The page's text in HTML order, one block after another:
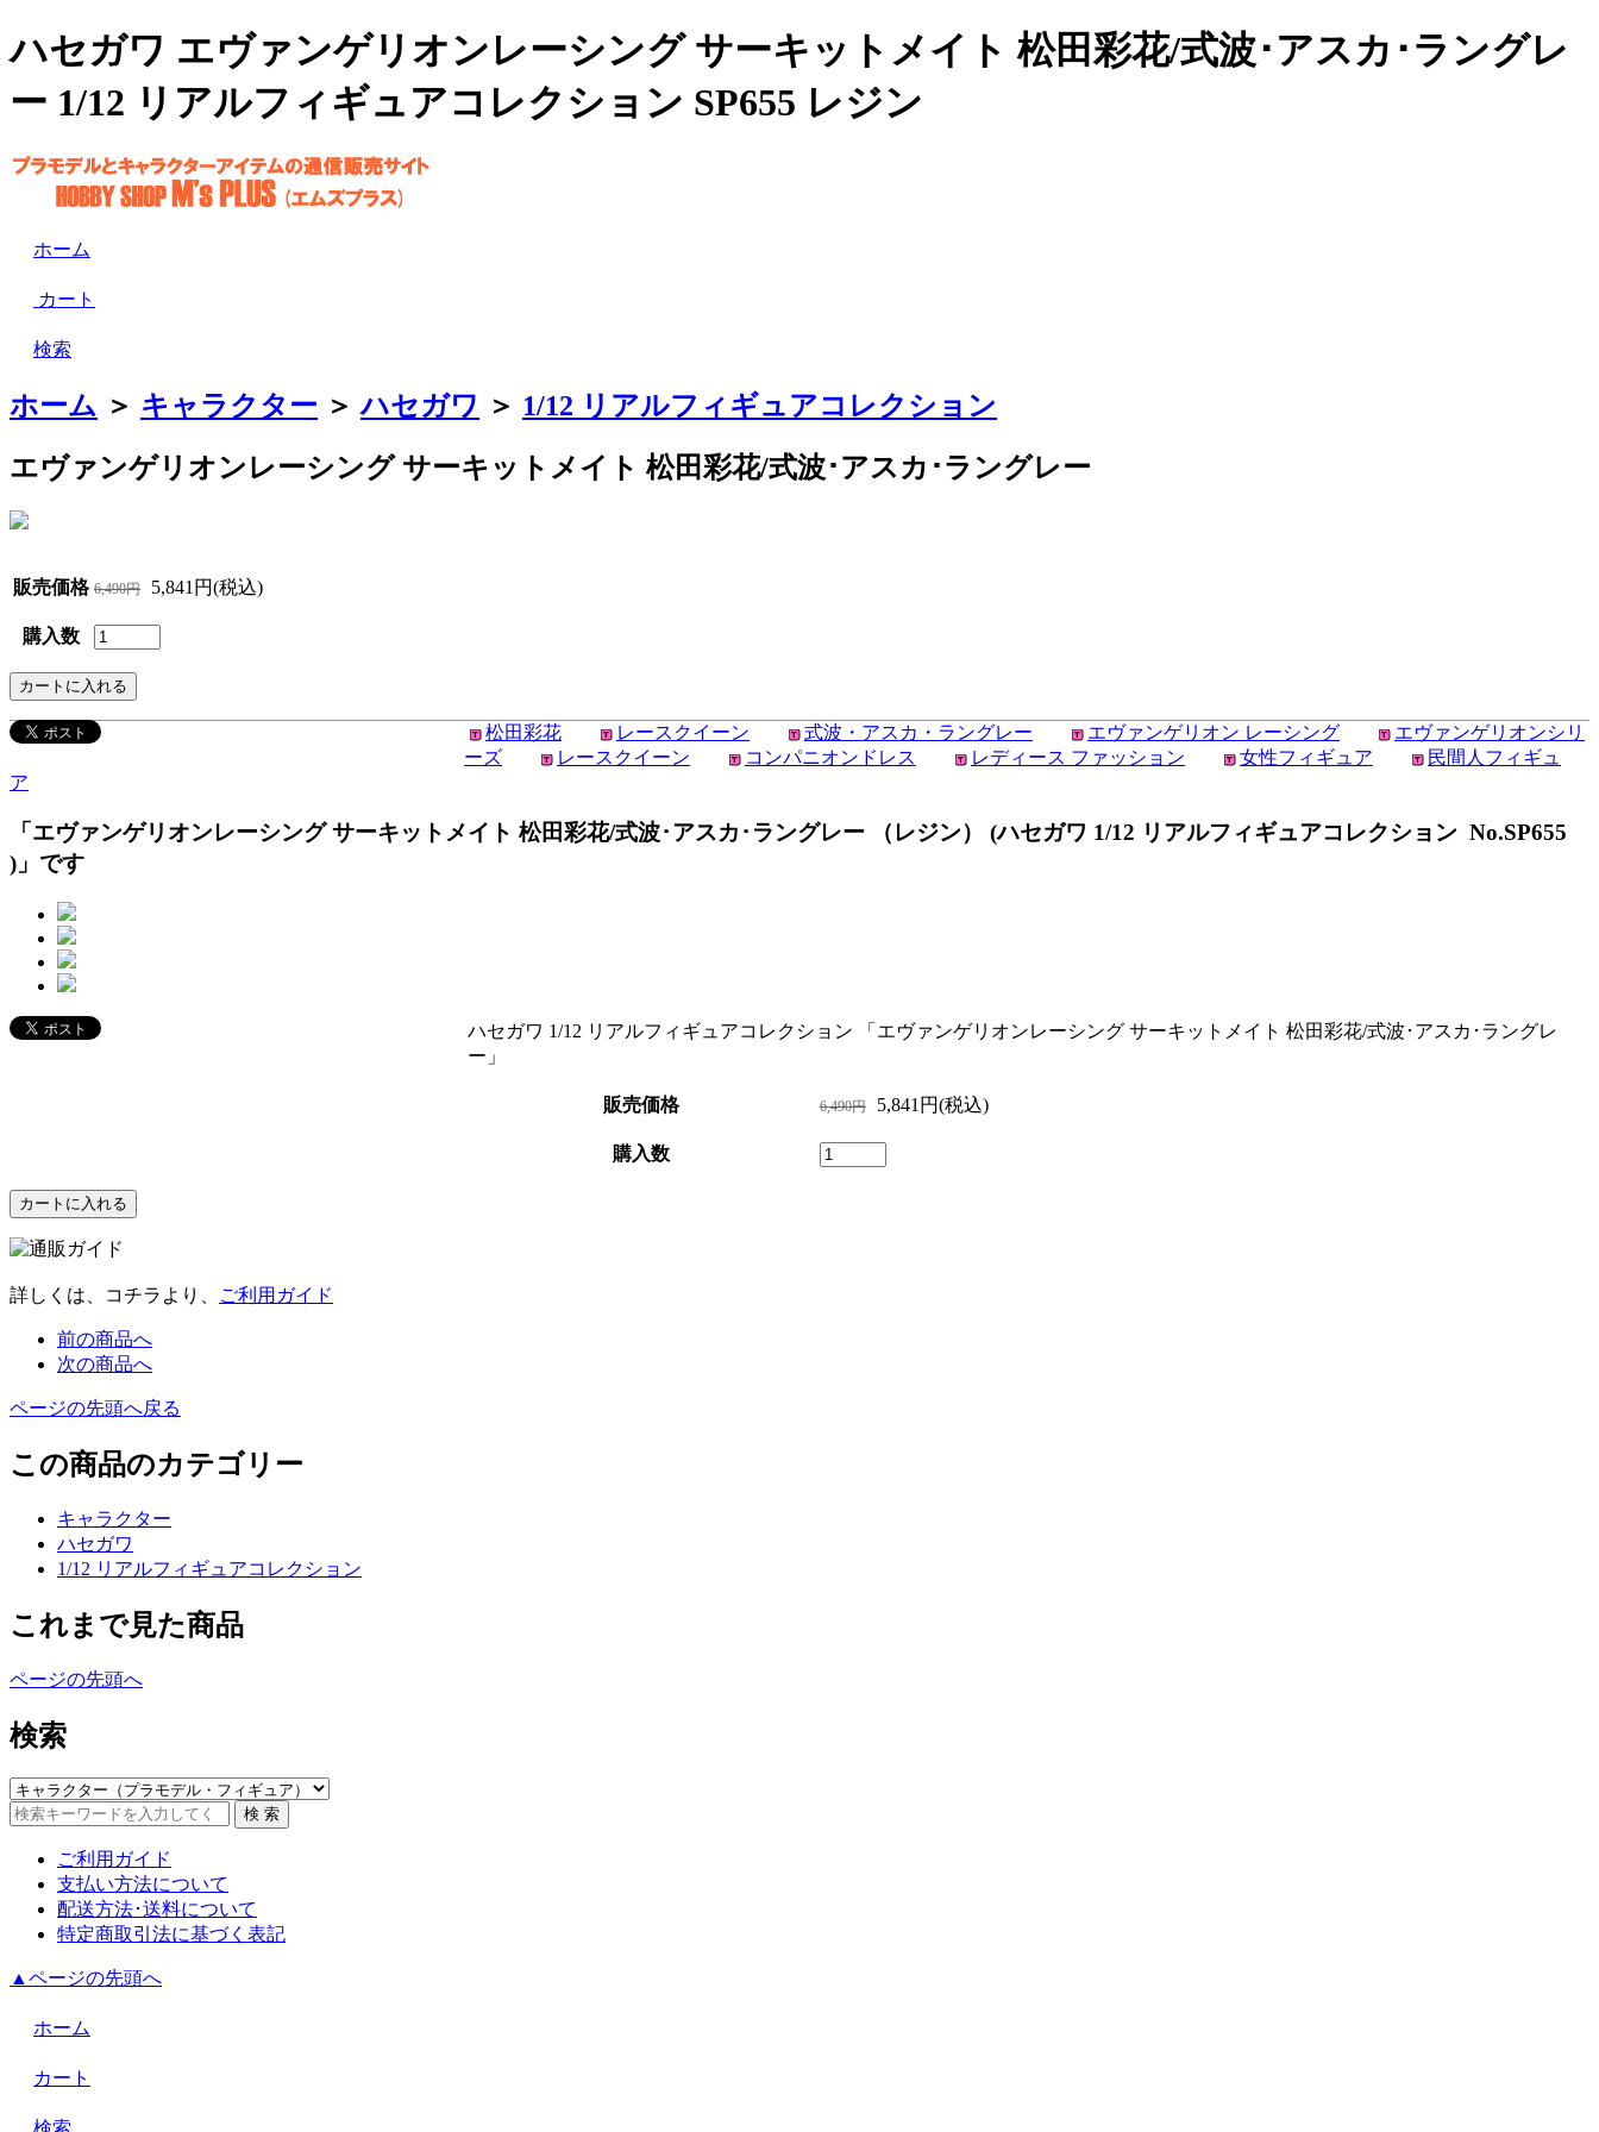
ハセガワ エヴァンゲリオンレーシング サーキットメイト 松田彩花/式波･アスカ･ラングレ
ー 1/12 リアルフィギュアコレクション SP655 レジン
ホーム
カート
検索
ホーム ＞ キャラクター ＞ ハセガワ ＞ 1/12 リアルフィギュアコレクション
エヴァンゲリオンレーシング サーキットメイト 松田彩花/式波･アスカ･ラングレー
販売価格 6,490円 5,841円(税込)
購入数
松田彩花 レースクイーン 式波・アスカ・ラングレー エヴァンゲリオン レーシング
エヴァンゲリオンシリ
ーズ
レースクイーン コンパニオンドレス レディース ファッション 女性フィギュア
民間人フィギュ
ア
「エヴァンゲリオンレーシング サーキットメイト 松田彩花/式波･アスカ･ラングレー （レジン） (ハセガワ 1/12 リアルフィギュアコレクション No.SP655
)」です
ハセガワ 1/12 リアルフィギュアコレクション 「エヴァンゲリオンレーシング サーキットメイト 松田彩花/式波･アスカ･ラングレ
ー」
販売価格 6,490円 5,841円(税込)
購入数
詳しくは、コチラより、 ご利用ガイド
前の商品へ
次の商品へ
ページの先頭へ戻る
この商品のカテゴリー
キャラクター
ハセガワ
1/12 リアルフィギュアコレクション
これまで見た商品
ページの先頭へ
検索
ご利用ガイド
支払い方法について
配送方法･送料について
特定商取引法に基づく表記
▲ページの先頭へ
ホーム
カート